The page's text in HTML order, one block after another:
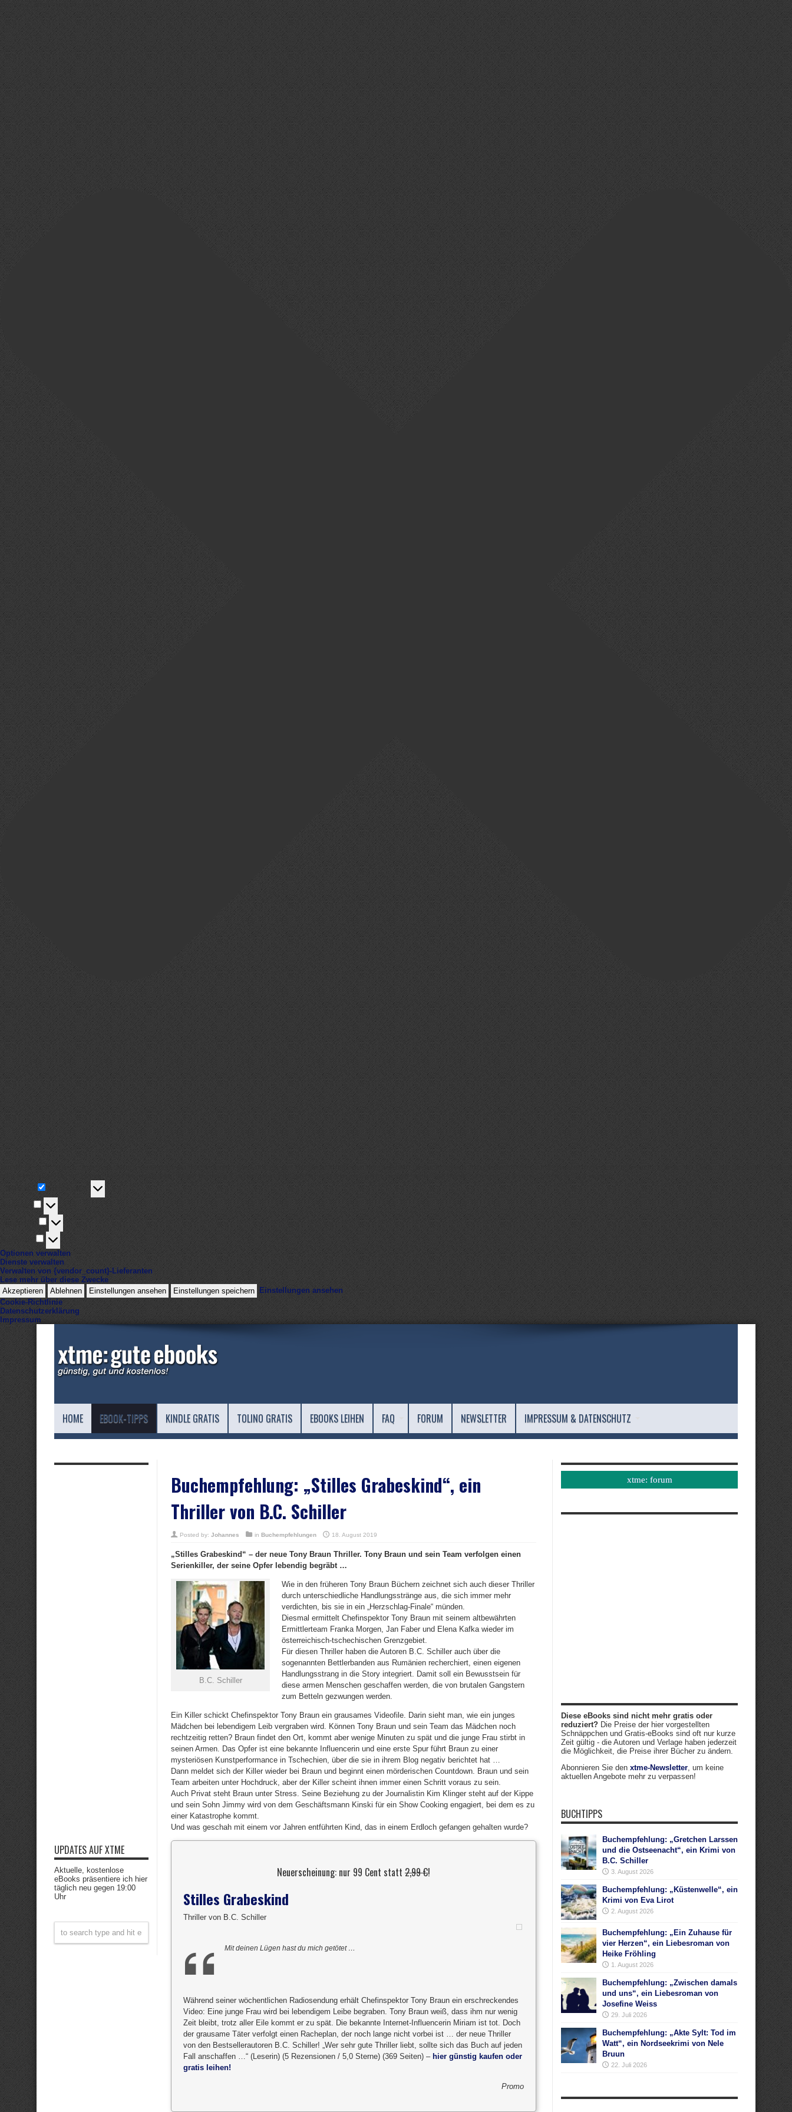
Cookie-Zustimmung verwalten
Um dir ein optimales Erlebnis zu bieten, verwenden wir Technologien wie Cookies, um Geräteinformationen zu speichern und/oder darauf zuzugreifen. Wenn du diesen Technologien zustimmst, können wir Daten wie das Surfverhalten
oder eindeutige IDs auf dieser Website verarbeiten. Wenn du deine Zustimmung nicht erteilst oder zurückziehst, können bestimmte Merkmale und Funktionen beeinträchtigt werden.
Funktional
Funktional
Immer aktiv
Vorlieben
Vorlieben
Statistiken Statistiken
Marketing
Marketing
Optionen verwalten
Dienste verwalten
Verwalten von {vendor_count}-Lieferanten
Lese mehr über diese Zwecke
Akzeptieren
Ablehnen Einstellungen ansehen Einstellungen speichern
Einstellungen ansehen
Cookie-Richtlinie
Datenschutzerklärung
Impressum
HOME EBOOK-TIPPS KINDLE GRATIS TOLINO GRATIS EBOOKS LEIHEN FAQ FORUM NEWSLETTER IMPRESSUM & DATENSCHUTZ
Buchempfehlung: „Stilles Grabeskind“, ein
Thriller von B.C. Schiller
Posted by: Johannes in Buchempfehlungen 18. August 2019
„Stilles Grabeskind“ – der neue Tony Braun Thriller. Tony Braun und sein Team verfolgen einen
Serienkiller, der seine Opfer lebendig begräbt …
B.C. Schiller
Wie in den früheren Tony Braun Büchern zeichnet sich auch dieser Thriller
durch unterschiedliche Handlungsstränge aus, die sich immer mehr
verdichten, bis sie in ein „Herzschlag-Finale“ münden.
Diesmal ermittelt Chefinspektor Tony Braun mit seinem altbewährten
Ermittlerteam Franka Morgen, Jan Faber und Elena Kafka wieder im
österreichisch-tschechischen Grenzgebiet.
Für diesen Thriller haben die Autoren B.C. Schiller auch über die
sogenannten Bettlerbanden aus Rumänien recherchiert, einen eigenen
Handlungsstrang in die Story integriert. Damit soll ein Bewusstsein für
diese armen Menschen geschaffen werden, die von brutalen Gangstern
zum Betteln gezwungen werden.
Ein Killer schickt Chefinspektor Tony Braun ein grausames Videofile. Darin sieht man, wie ein junges
Mädchen bei lebendigem Leib vergraben wird. Können Tony Braun und sein Team das Mädchen noch
rechtzeitig retten? Braun findet den Ort, kommt aber wenige Minuten zu spät und die junge Frau stirbt in
seinen Armen. Das Opfer ist eine bekannte Influencerin und eine erste Spur führt Braun zu einer
mysteriösen Kunstperformance in Tschechien, über die sie in ihrem Blog negativ berichtet hat …
Dann meldet sich der Killer wieder bei Braun und beginnt einen mörderischen Countdown. Braun und sein
Team arbeiten unter Hochdruck, aber der Killer scheint ihnen immer einen Schritt voraus zu sein.
Auch Privat steht Braun unter Stress. Seine Beziehung zu der Journalistin Kim Klinger steht auf der Kippe
und sein Sohn Jimmy wird von dem Geschäftsmann Kinski für ein Show Cooking engagiert, bei dem es zu
einer Katastrophe kommt.
Und was geschah mit einem vor Jahren entführten Kind, das in einem Erdloch gefangen gehalten wurde?
Neuerscheinung: nur 99 Cent statt 2,99 €!
Stilles Grabeskind
Thriller von B.C. Schiller
Mit deinen Lügen hast du mich getötet …
Während seiner wöchentlichen Radiosendung erhält Chefinspektor Tony Braun ein erschreckendes
Video: Eine junge Frau wird bei lebendigem Leibe begraben. Tony Braun weiß, dass ihm nur wenig
Zeit bleibt, trotz aller Eile kommt er zu spät. Die bekannte Internet-Influencerin Miriam ist tot. Doch
der grausame Täter verfolgt einen Racheplan, der noch lange nicht vorbei ist … der neue Thriller
von den Bestsellerautoren B.C. Schiller! „Wer sehr gute Thriller liebt, sollte sich das Buch auf jeden
Fall anschaffen …“ (Leserin) (5 Rezensionen / 5,0 Sterne) (369 Seiten) – hier günstig kaufen oder
gratis leihen!
Promo
UPDATES AUF XTME
Aktuelle, kostenlose
eBooks präsentiere ich hier
täglich neu gegen 19:00
Uhr
xtme: forum
Diese eBooks sind nicht mehr gratis oder
reduziert? Die Preise der hier vorgestellten
Schnäppchen und Gratis-eBooks sind oft nur kurze
Zeit gültig - die Autoren und Verlage haben jederzeit
die Möglichkeit, die Preise ihrer Bücher zu ändern.
Abonnieren Sie den xtme-Newsletter , um keine
aktuellen Angebote mehr zu verpassen!
BUCHTIPPS
Buchempfehlung: „Gretchen Larssen
und die Ostseenacht“, ein Krimi von
B.C. Schiller
3. August 2026
Buchempfehlung: „Küstenwelle“, ein
Krimi von Eva Lirot
2. August 2026
Buchempfehlung: „Ein Zuhause für
vier Herzen“, ein Liebesroman von
Heike Fröhling
1. August 2026
Buchempfehlung: „Zwischen damals
und uns“, ein Liebesroman von
Josefine Weiss
29. Juli 2026
Buchempfehlung: „Akte Sylt: Tod im
Watt“, ein Nordseekrimi von Nele
Bruun
22. Juli 2026